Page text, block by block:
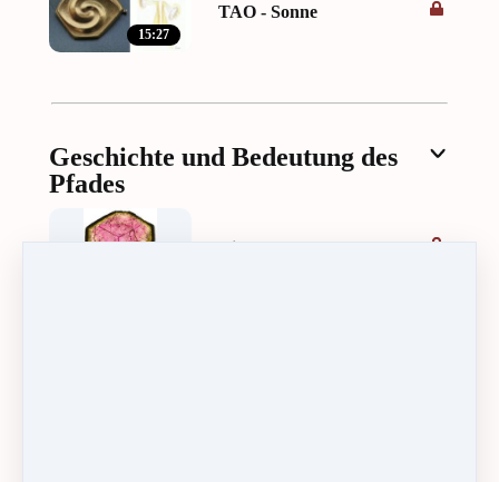
15:27
TAO - Sonne
Geschichte und Bedeutung des
Pfades
Die Stufen des Pfades